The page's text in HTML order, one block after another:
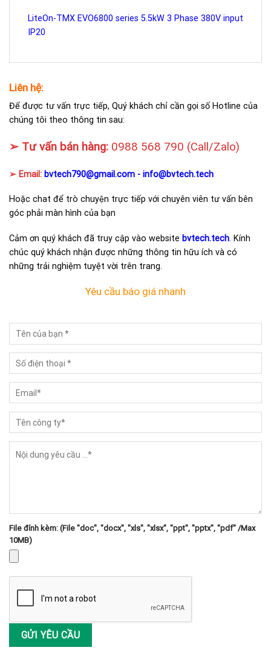
LiteOn-TMX EVO6800 series 5.5kW 3 Phase 380V input
IP20
Liên hệ:
Để được tư vấn trực tiếp, Quý khách chỉ cần gọi số Hotline của
chúng tôi theo thông tin sau:
➢ Tư vấn bán hàng: 0988 568 790 (Call/Zalo)
➢ Email: bvtech790@gmail.com - info@bvtech.tech
Hoặc chat để trò chuyện trực tiếp với chuyên viên tư vấn bên
góc phải màn hình của bạn
Cảm ơn quý khách đã truy cập vào website bvtech.tech. Kính
chúc quý khách nhận được những thông tin hữu ích và có
những trải nghiệm tuyệt vời trên trang.
Yêu cầu báo giá nhanh
File đính kèm: (File "doc", "docx", "xls", "xlsx", "ppt", "pptx", "pdf" /Max
10MB)